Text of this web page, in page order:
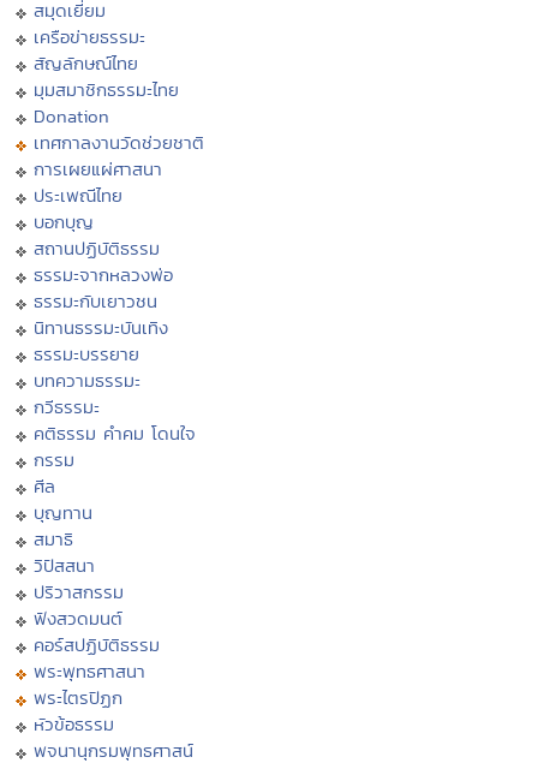
สมุดเยี่ยม
เครือข่ายธรรมะ
สัญลักษณ์ไทย
มุมสมาชิกธรรมะไทย
Donation
เทศกาลงานวัดช่วยชาติ
การเผยแผ่ศาสนา
ประเพณีไทย
บอกบุญ
สถานปฏิบัติธรรม
ธรรมะจากหลวงพ่อ
ธรรมะกับเยาวชน
นิทานธรรมะบันเทิง
ธรรมะบรรยาย
บทความธรรมะ
กวีธรรมะ
คติธรรม คำคม โดนใจ
กรรม
ศีล
บุญทาน
สมาธิ
วิปัสสนา
ปริวาสกรรม
ฟังสวดมนต์
คอร์สปฏิบัติธรรม
พระพุทธศาสนา
พระไตรปิฏก
หัวข้อธรรม
พจนานุกรมพุทธศาสน์